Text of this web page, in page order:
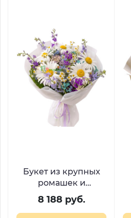
Букет из крупных
ромашек и
дельфиниума
«Луговая свежесть»
8 188 руб.